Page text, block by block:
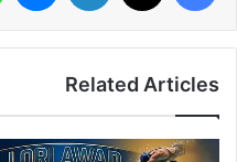
Related Articles